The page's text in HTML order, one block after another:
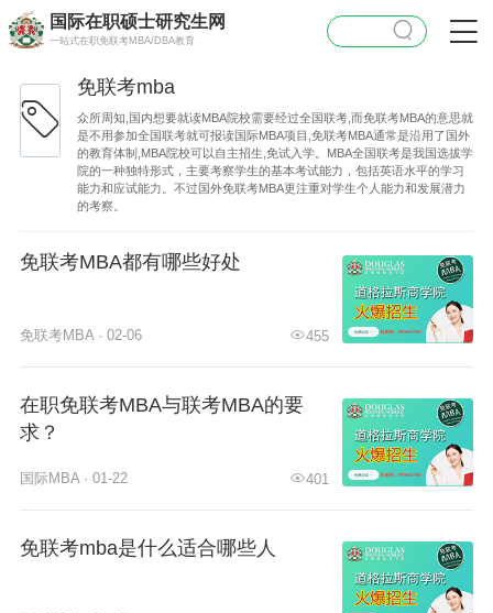
国际在职硕士研究生网
一站式在职免联考MBA/DBA教育
免联考mba
众所周知,国内想要就读MBA院校需要经过全国联考,而免联考MBA的意思就
是不用参加全国联考就可报读国际MBA项目,免联考MBA通常是沿用了国外
的教育体制,MBA院校可以自主招生,免试入学。MBA全国联考是我国选拔学
院的一种独特形式，主要考察学生的基本考试能力，包括英语水平的学习
能力和应试能力。不过国外免联考MBA更注重对学生个人能力和发展潜力
的考察。
免联考MBA都有哪些好处
455
免联考MBA · 02-06
在职免联考MBA与联考MBA的要
求？
401
国际MBA · 01-22
免联考mba是什么适合哪些人